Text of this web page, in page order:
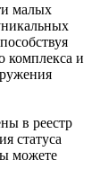
малых
комплекса и
в реестр
статуса
можете